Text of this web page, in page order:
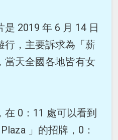
2019 年 6 月 14 日
行，主要訴求為「薪
當天全國各地皆有女
0：11 處可以看到
」的招牌，0：